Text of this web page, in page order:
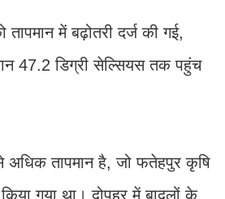
में बढ़ोतरी दर्ज की गई,
47.2 डिग्री सेल्सियस तक पहुंच
तापमान है, जो फतेहपुर कृषि
गया था। दोपहर में बादलों के